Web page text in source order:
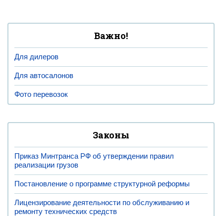
Важно!
Для дилеров
Для автосалонов
Фото перевозок
Законы
Приказ Минтранса РФ об утверждении правил
реализации грузов
Постановление о программе структурной реформы
Лицензирование деятельности по обслуживанию и
ремонту технических средств